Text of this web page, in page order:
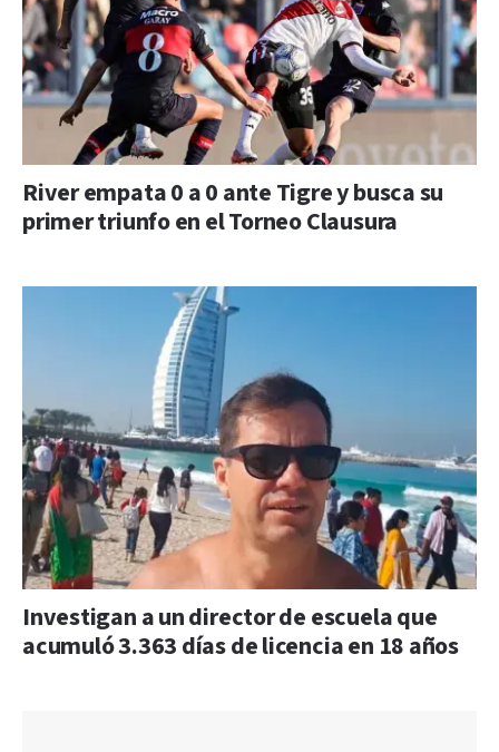
River empata 0 a 0 ante Tigre y busca su
primer triunfo en el Torneo Clausura
Investigan a un director de escuela que
acumuló 3.363 días de licencia en 18 años